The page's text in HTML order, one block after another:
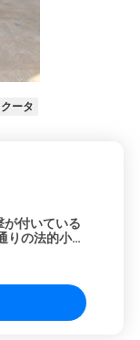
ータ
が付いている
りの法的小型